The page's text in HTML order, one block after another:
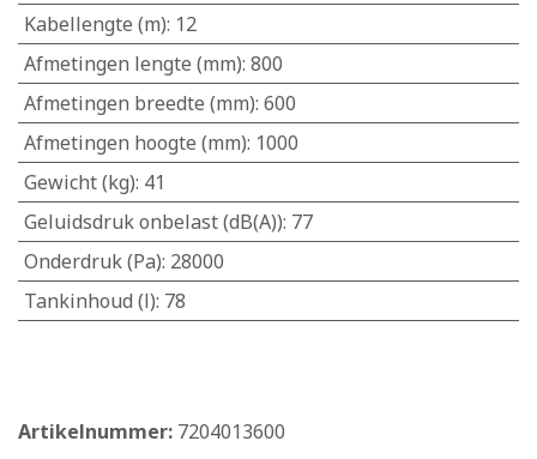
Kabellengte (m): 12
Afmetingen lengte (mm): 800
Afmetingen breedte (mm): 600
Afmetingen hoogte (mm): 1000
Gewicht (kg): 41
Geluidsdruk onbelast (dB(A)): 77
Onderdruk (Pa): 28000
Tankinhoud (l): 78
Artikelnummer: 7204013600